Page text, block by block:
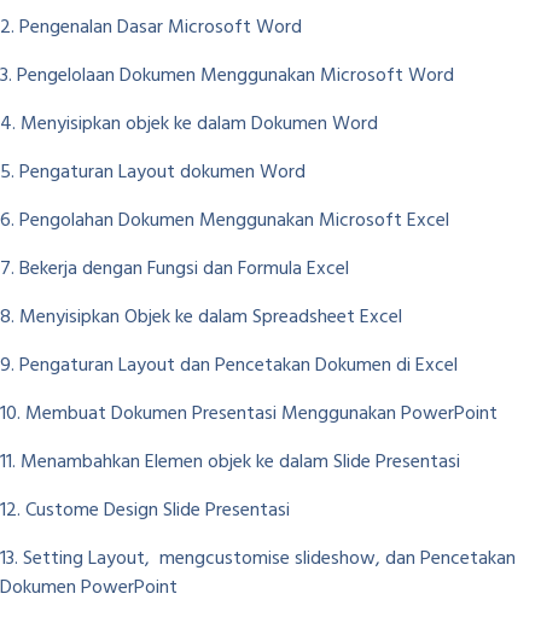
2. Pengenalan Dasar Microsoft Word
3. Pengelolaan Dokumen Menggunakan Microsoft Word
4. Menyisipkan objek ke dalam Dokumen Word
5. Pengaturan Layout dokumen Word
6. Pengolahan Dokumen Menggunakan Microsoft Excel
7. Bekerja dengan Fungsi dan Formula Excel
8. Menyisipkan Objek ke dalam Spreadsheet Excel
9. Pengaturan Layout dan Pencetakan Dokumen di Excel
10. Membuat Dokumen Presentasi Menggunakan PowerPoint
11. Menambahkan Elemen objek ke dalam Slide Presentasi
12. Custome Design Slide Presentasi
13. Setting Layout, mengcustomise slideshow, dan Pencetakan
Dokumen PowerPoint